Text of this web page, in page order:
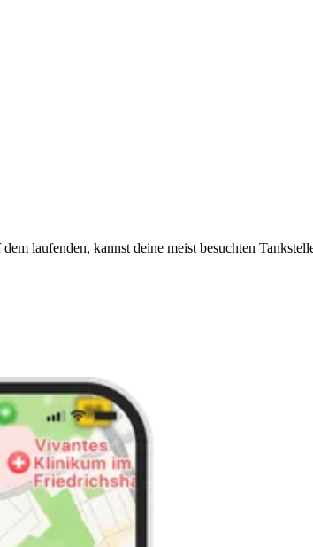
laufenden, kannst deine meist besuchten